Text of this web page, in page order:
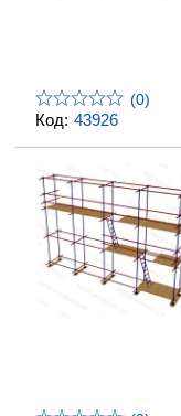
Код: 43926
(0)